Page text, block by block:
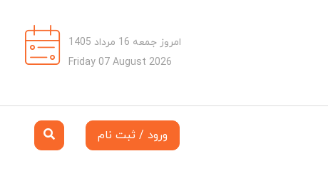
امروز جمعه 16 مرداد 1405
Friday 07 August 2026
ورود / ثبت نام